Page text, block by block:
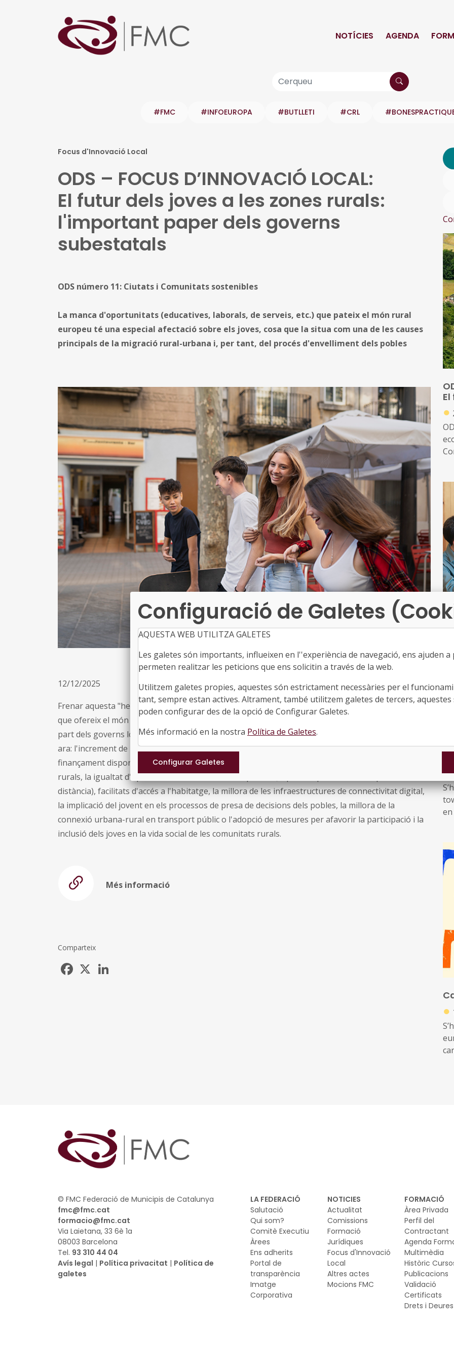
NOTÍCIES AGENDA
#FMC #INFOEUROPA #BUTLLETI #CRL
Focus d'Innovació Local
ODS – FOCUS D’INNOVACIÓ LOCAL:
El futur dels joves a les zones rurals:
l'important paper dels governs
subestatals
ODS número 11: Ciutats i Comunitats sostenibles
La manca d'oportunitats (educatives, laborals, de serveis, etc.) que pateix el món rural
europeu té una especial afectació sobre els joves, cosa que la situa com una de les causes
principals de la migració rural-urbana i, per tant, del procés d'envelliment dels pobles
12/12/2025
Frenar aquesta "hemorràgia" passa necessàriament per incrementar l'atractiu i les oportunitats
que ofereix el món rural a les generacions joves.
Un repte que requereix un esforç proactiu
part dels governs locals i regionals per "seduir-los", generant (i posant en valor) al·licients com
ara: l'increment de les oportunitats laborals i educatives, l'aprofitament de totes les fonts de
finançament disponibles per posar en marxa projectes innovadors i competitius a les zones
rurals, la igualtat d'oportunitats d'accés a serveis públics (explorant possibilitats de prestació a
distància), facilitats d'accés a l'habitatge, la millora de les infraestructures de connectivitat digital,
la implicació del jovent en els processos de presa de decisions dels pobles, la millora de la
connexió urbana-rural en transport públic o l'adopció de mesures per afavorir la participació i la
inclusió dels joves en la vida social de les comunitats rurals.
Més informació
Comparteix
Facebook
●
El
El
●
en
●
LA FEDERACIÓ
Salutació
Qui som?
Comitè Executiu
Àrees
Ens adherits
Portal de
transparència
Imatge
Corporativa
NOTICIES
Actualitat
Comissions
Formació
Jurídiques
Focus d'Innovació
Local
Altres actes
Mocions FMC
FORMACIÓ
Àrea Privada
Perfil del
Contractant
Agenda
Multimèdia
Històric
Publicacions
Validació
Certificats
Drets i Deures
© FMC Federació de Municipis de Catalunya
fmc@fmc.cat
formacio@fmc.cat
Via Laietana, 33 6è 1a
08003 Barcelona
Tel. 93 310 44 04
Avís legal | Política privacitat | Política de
galetes
Configuració de Galetes
AQUESTA WEB UTILITZA GALETES
Les galetes són importants, influeixen en l''experiència de navegació, ens ajuden
permeten realitzar les peticions que ens solicitin a través de la web.
Utilitzem galetes propies, aquestes són estrictament necessàries per el
tant, sempre estan actives. Altrament, també utilitzem galetes de tercers, aquestes
poden configurar des de la opció de Configurar Galetes.
Més informació en la nostra Política de Galetes.